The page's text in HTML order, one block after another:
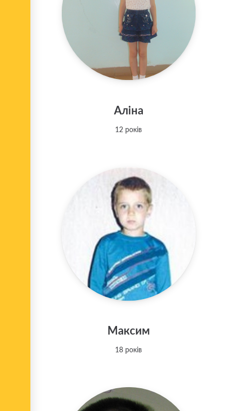
Аліна
12 років
Максим
18 років